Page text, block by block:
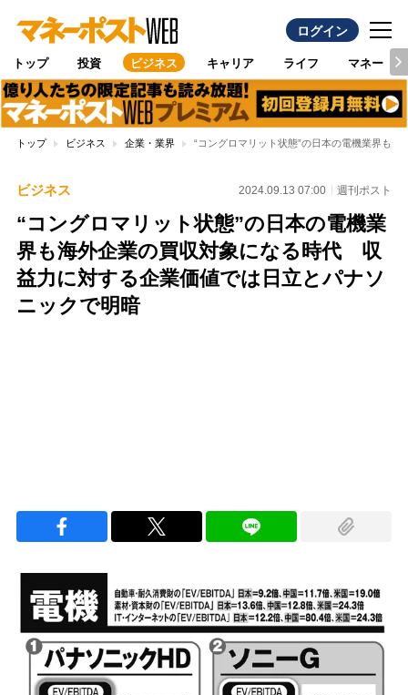
ログイン
トップ 投資 ビジネス キャリア ライフ マネー
トップ ビジネス 企業・業界 “コングロマリット状態”の日本の電機業界も
ビジネス 2024.09.13 07:00 週刊ポスト
“コングロマリット状態”の日本の電機業
界も海外企業の買収対象になる時代 収
益力に対する企業価値では日立とパナソ
ニックで明暗